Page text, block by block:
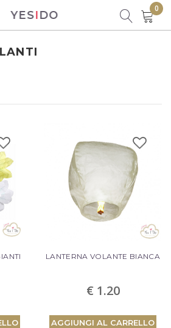
YESIDO 0
LANTERNA VOLANTE BIANCA
€ 1.20
AGGIUNGI AL CARRELLO
al carrello con
nel carrello.
carrello
LO SHOPPING
AL CHECKOUT